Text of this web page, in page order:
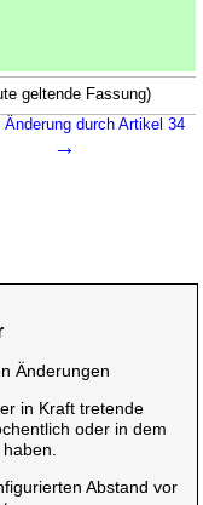
geltende Fassung)
durch Artikel 34
→
Änderungen
in Kraft tretende
oder in dem
Abstand vor